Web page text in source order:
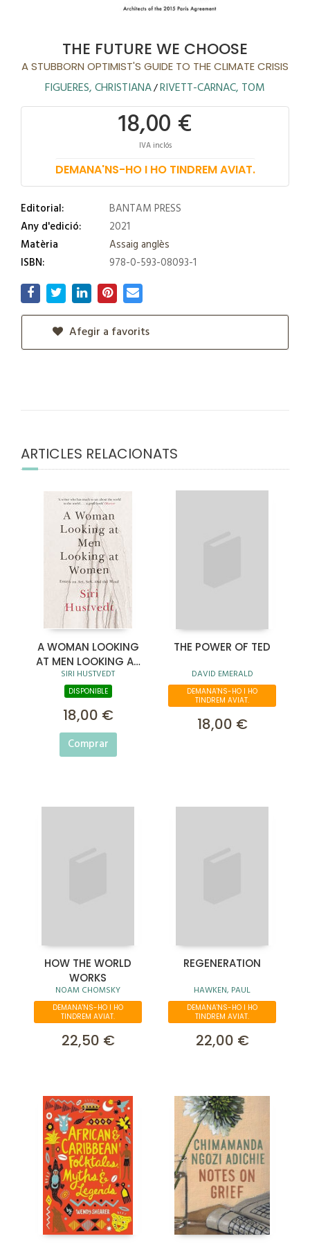
THE FUTURE WE CHOOSE
A STUBBORN OPTIMIST'S GUIDE TO THE CLIMATE CRISIS
FIGUERES, CHRISTIANA/RIVETT-CARNAC, TOM
18,00 €
IVA inclós
DEMANA'NS-HO I HO TINDREM AVIAT.
Editorial:
BANTAM PRESS
Any d'edició:
2021
Matèria
Assaig anglès
ISBN:
978-0-593-08093-1
Afegir a favorits
ARTICLES RELACIONATS
A WOMAN LOOKING
AT MEN LOOKING AT
WOMEN
SIRI HUSTVEDT
DISPONIBLE
18,00 €
Comprar
THE POWER OF TED
DAVID EMERALD
DEMANA'NS-HO I HO
TINDREM AVIAT.
18,00 €
HOW THE WORLD
WORKS
NOAM CHOMSKY
DEMANA'NS-HO I HO
TINDREM AVIAT.
22,50 €
REGENERATION
HAWKEN, PAUL
DEMANA'NS-HO I HO
TINDREM AVIAT.
22,00 €